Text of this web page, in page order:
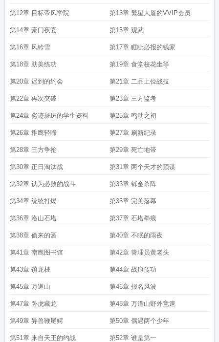
第12章 目标帝风学院 第13章 繁星大厦的VVIP会员
第14章 豪门夜宴 第15章 观武
第16章 风铃雪 第17章 睚眦必报的钱家
第18章 助美练功 第19章 食堂校花坐等
第20章 迟到的约会 第21章 二品上位战技
第22章 再次突破 第23章 三方监考
第24章 劣迹斑斑的学生资料 第25章 鸣动之初
第26章 稚鹰轻啼 第27章 刷新纪录
第28章 三方争抢 第29章 死亡地带
第30章 正日淘汰战 第31章 两个天才的预谋
第32章 认为必败的战斗 第33章 铄金杀阵
第34章 统统打爆 第35章 完美落幕
第36章 洛山石塔 第37章 石塔拳痕
第38章 偷来的酒 第40章 不眠的雨夜
第41章 南鹰图书馆 第42章 管理员黄老头
第43章 镇龙桩 第44章 战痕传功
第45章 万道山 第46章 报名风波
第47章 卧虎藏龙 第48章 万道山野外竞速
第49章 异兽鞭尾鳄 第50章 偶遇两个少年
第51章 来自天王的约战 第52章 谁是第一